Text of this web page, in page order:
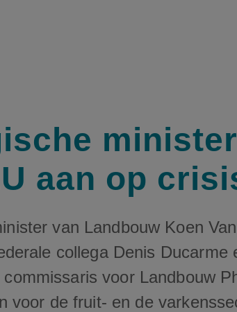
aan op
van Landbouw Koen
collega Denis Ducarme
commissaris voor Landbouw
voor de fruit- en de